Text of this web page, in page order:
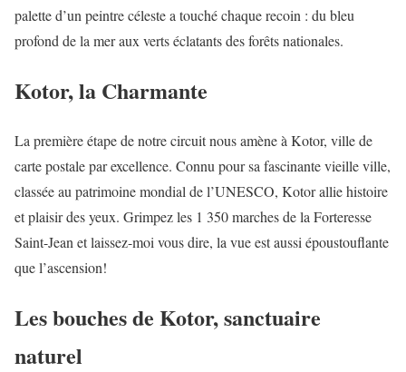
palette d’un peintre céleste a touché chaque recoin : du bleu
profond de la mer aux verts éclatants des forêts nationales.
Kotor, la Charmante
La première étape de notre circuit nous amène à Kotor, ville de
carte postale par excellence. Connu pour sa fascinante vieille ville,
classée au patrimoine mondial de l’UNESCO, Kotor allie histoire
et plaisir des yeux. Grimpez les 1 350 marches de la Forteresse
Saint-Jean et laissez-moi vous dire, la vue est aussi époustouflante
que l’ascension!
Les bouches de Kotor, sanctuaire
naturel